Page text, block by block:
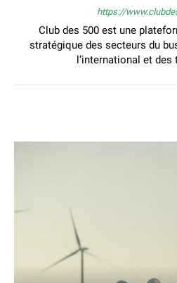
https://
Club des 500 est une
stratégique des secteurs du
l’international et